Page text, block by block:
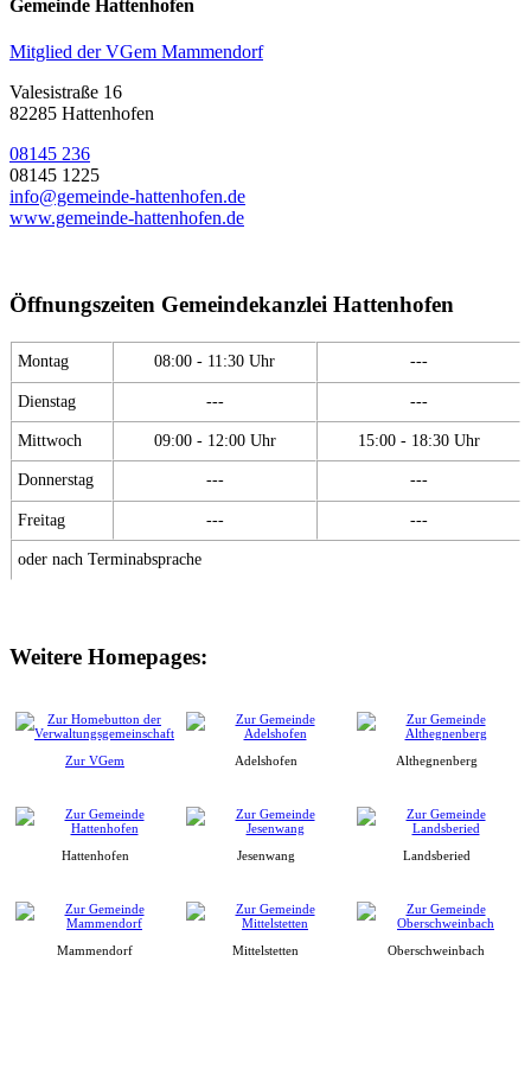
Gemeinde Hattenhofen
Mitglied der VGem Mammendorf
Valesistraße 16
82285 Hattenhofen
08145 236
08145 1225
info@gemeinde-hattenhofen.de
www.gemeinde-hattenhofen.de
Öffnungszeiten Gemeindekanzlei Hattenhofen
Montag 08:00 - 11:30 Uhr ---
Dienstag --- ---
Mittwoch 09:00 - 12:00 Uhr 15:00 - 18:30 Uhr
Donnerstag --- ---
Freitag --- ---
oder nach Terminabsprache
Weitere Homepages:
Zur VGem Adelshofen Althegnenberg
Hattenhofen Jesenwang Landsberied
Mammendorf Mittelstetten Oberschweinbach